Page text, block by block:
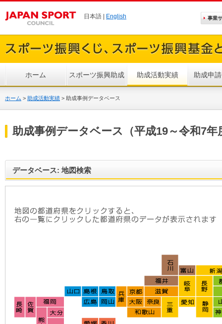
日本語 | English 事業
ホーム スポーツ振興助成 助成活動実績 助成申
ホーム > 助成活動実績 > 助成事例データベース
助成事例データベース（平成19～令和7年
データベース: 地図検索